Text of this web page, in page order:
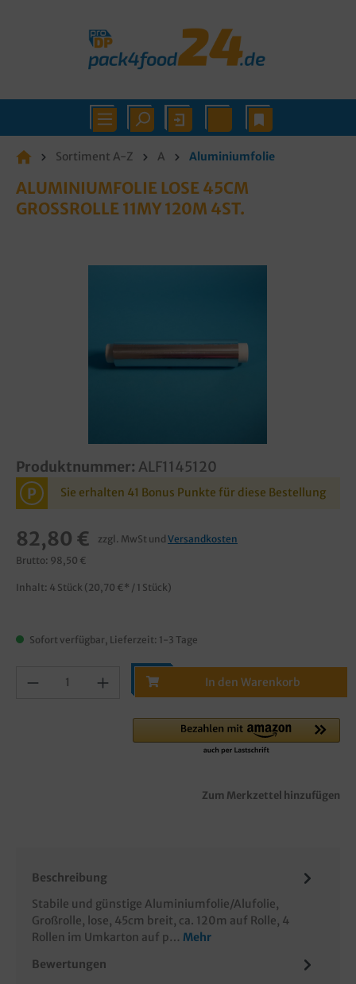
Sortiment A-Z A Aluminiumfolie
ALUMINIUMFOLIE LOSE 45CM
GROSSROLLE 11MY 120M 4ST.
Produktnummer: ALF1145120
P Sie erhalten 41 Bonus Punkte für diese Bestellung
82,80 € zzgl. MwSt und Versandkosten
Brutto: 98,50 €
Inhalt: 4 Stück (20,70 €* / 1 Stück)
Sofort verfügbar, Lieferzeit: 1-3 Tage
In den Warenkorb
Zum Merkzettel hinzufügen
Beschreibung
Stabile und günstige Aluminiumfolie/Alufolie,
Großrolle, lose, 45cm breit, ca. 120m auf Rolle, 4
Rollen im Umkarton auf p… Mehr
Bewertungen